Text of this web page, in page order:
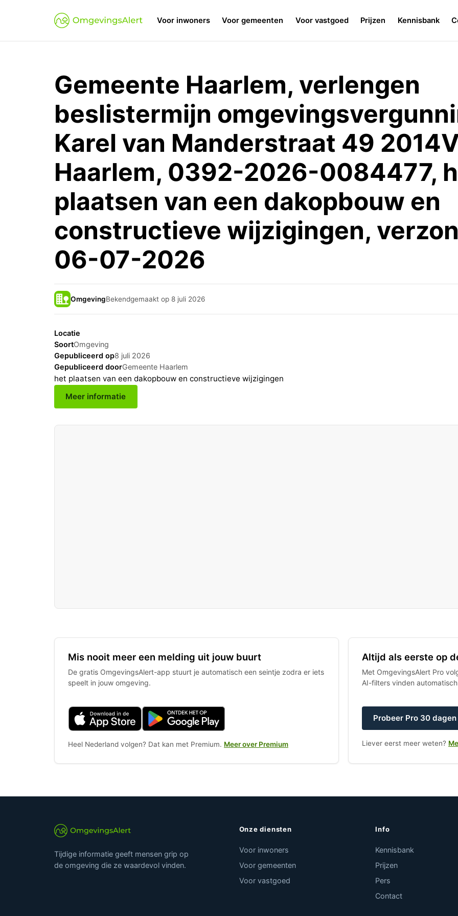
Voor inwoners Voor gemeenten Voor vastgoed Prijzen Kennisbank
Gemeente Haarlem, verlengen
beslistermijn
Karel van Manderstraat 49
Haarlem, 0392-2026-0084477,
plaatsen van een dakopbouw en
constructieve wijzigingen,
06-07-2026
OmgevingBekendgemaakt op 8 juli 2026
Locatie
SoortOmgeving
Gepubliceerd op8 juli 2026
Gepubliceerd doorGemeente Haarlem
het plaatsen van een dakopbouw en constructieve wijzigingen
Meer informatie
Mis nooit meer een melding uit jouw buurt
De gratis OmgevingsAlert-app stuurt je automatisch een seintje zodra er iets
speelt in jouw omgeving.
Heel Nederland volgen? Dat kan met Premium. Meer over Premium
Altijd als eerste op
Met OmgevingsAlert Pro
AI-filters vinden
Probeer Pro 30
Liever eerst meer weten?
Tijdige informatie geeft mensen grip op
de omgeving die ze waardevol vinden.
Onze diensten
Voor inwoners
Voor gemeenten
Voor vastgoed
Info
Kennisbank
Prijzen
Pers
Contact